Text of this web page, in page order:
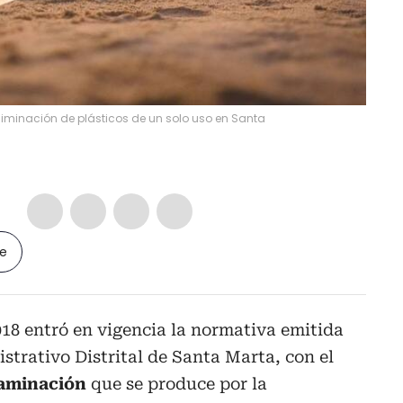
de plásticos de un solo uso en Santa
entró en vigencia la normativa emitida
Distrital de Santa Marta, con el
que se produce por la